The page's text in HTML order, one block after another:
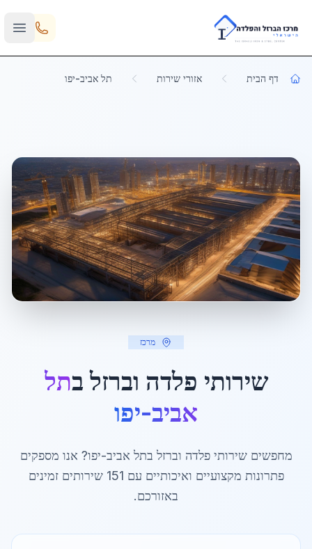
Skip to main content
דף הבית אזורי שירות תל אביב-יפו
מרכז
שירותי פלדה וברזל בתל
אביב-יפו
מחפשים שירותי פלדה וברזל בתל אביב-יפו? אנו מספקים
פתרונות מקצועיים ואיכותיים עם 151 שירותים זמינים
באזורכם.